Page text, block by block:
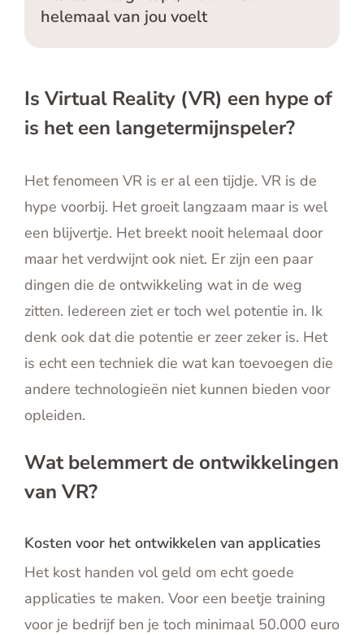
helemaal van jou voelt
Is Virtual Reality (VR) een hype of
is het een langetermijnspeler?
Het fenomeen VR is er al een tijdje. VR is de
hype voorbij. Het groeit langzaam maar is wel
een blijvertje. Het breekt nooit helemaal door
maar het verdwijnt ook niet. Er zijn een paar
dingen die de ontwikkeling wat in de weg
zitten. Iedereen ziet er toch wel potentie in. Ik
denk ook dat die potentie er zeer zeker is. Het
is echt een techniek die wat kan toevoegen die
andere technologieën niet kunnen bieden voor
opleiden.
Wat belemmert de ontwikkelingen
van VR?
Kosten voor het ontwikkelen van applicaties
Het kost handen vol geld om echt goede
applicaties te maken. Voor een beetje training
voor je bedrijf ben je toch minimaal 50.000 euro